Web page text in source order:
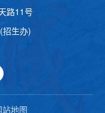
路11号
生办)
站地图